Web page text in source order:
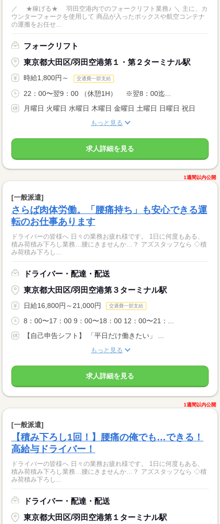
／ ★稼げる★ 羽田空港内でのフォークリフト業務♪ ＼ 主に、カ
ウンターフォークを使用して 商品が入ったボックスや航空コンテナ
の運搬をお任せ...
フォークリフト
東京都大田区/羽田空港第１・第２ターミナル駅
時給1,800円～ 交通費一部支給
22：00〜翌9：00 （休憩1H） ※翌8：00迄...
月曜日 火曜日 水曜日 木曜日 金曜日 土曜日 日曜日 祝日
もっと見る
求人詳細を見る
1週間以内公開
[一般派遣]
さらば肉体労働。「腰痛持ち」も安心できる運
転のお仕事あります
ドライバーの皆様へ 日々の業務お疲れ様です。 1日に何度もある、
積み荷積み下ろし業務…腰にきませんか…？ アズスタッフなら ◇積
み荷積み下ろし...
ドライバー・配達・配送
東京都大田区/羽田空港第３ターミナル駅
日給16,800円～21,000円 交通費一部支給
8：00〜17：00 9：00〜18：00 12：00〜21：...
【自己申告シフト】 「平日だけ働きたい」 ...
もっと見る
求人詳細を見る
1週間以内公開
[一般派遣]
【積み下ろし1回！】腰痛の俺でも…できる！
高給与ドライバー！
ドライバーの皆様へ 日々の業務お疲れ様です。 1日に何度もある、
積み荷積み下ろし業務…腰にきませんか…？ アズスタッフなら ◇積
み荷積み下ろし...
ドライバー・配達・配送
東京都大田区/羽田空港第１ターミナル駅